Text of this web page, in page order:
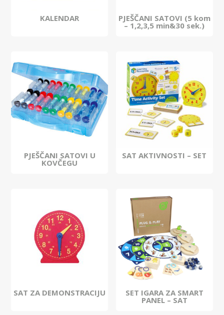
KALENDAR PJEŠČANI SATOVI (5 kom
– 1,2,3,5 min&30 sek.)
PJEŠČANI SATOVI U
KOVČEGU
SAT AKTIVNOSTI – SET
SAT ZA DEMONSTRACIJU SET IGARA ZA SMART
PANEL – SAT